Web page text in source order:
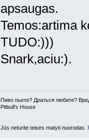
apsaugas.
Temos:artima
TUDO:)))
Snark,aciu:).
Пиво пьете? Драться любите?
Pitbull's House
Jūs neturite teisės matyti nuorodas.